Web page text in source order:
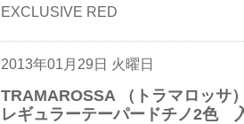
EXCLUSIVE RED
2013年01月29日 火曜日
TRAMAROSSA （トラマロッサ
レギュラーテーパードチノ2色